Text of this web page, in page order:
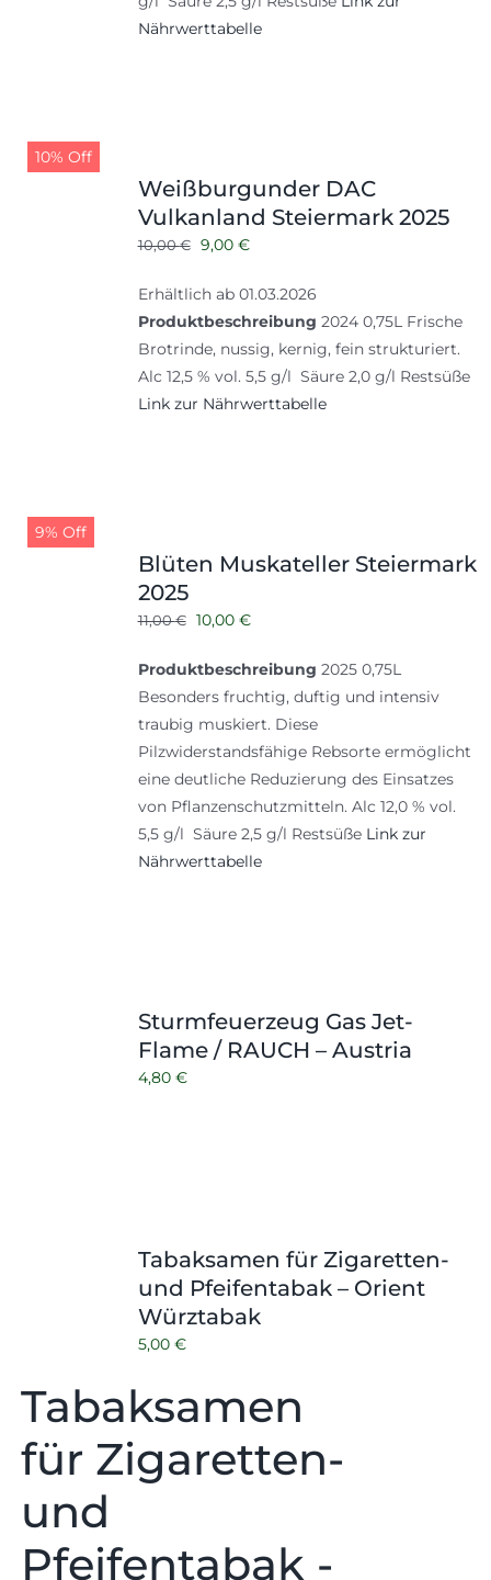
Nährwerttabelle
10% Off
Weißburgunder DAC
Vulkanland Steiermark 2025
10,00€ Ursprünglicher
war:
10,00 €
9,00 €Aktueller
ist:
9,00 €.
Erhältlich ab 01.03.2026
Produktbeschreibung 2024 0,75L Frische
Brotrinde, nussig, kernig, fein strukturiert.
Alc 12,5 % vol. 5,5 g/l Säure 2,0 g/l Restsüße
Link zur Nährwerttabelle
9% Off
Blüten Muskateller Steiermark
2025
11,00€ Ursprünglicher
war:
11,00 €
10,00 €Aktueller
ist:
10,00 €.
Produktbeschreibung 2025 0,75L
Besonders fruchtig, duftig und intensiv
traubig muskiert. Diese
Pilzwiderstandsfähige Rebsorte ermöglicht
eine deutliche Reduzierung des Einsatzes
von Pflanzenschutzmitteln. Alc 12,0 % vol.
5,5 g/l Säure 2,5 g/l Restsüße Link zur
Nährwerttabelle
Sturmfeuerzeug Gas Jet-
Flame / RAUCH – Austria
4,80 €
Tabaksamen für Zigaretten-
und Pfeifentabak – Orient
Würztabak
5,00 €
Tabaksamen
für Zigaretten-
und
Pfeifentabak -